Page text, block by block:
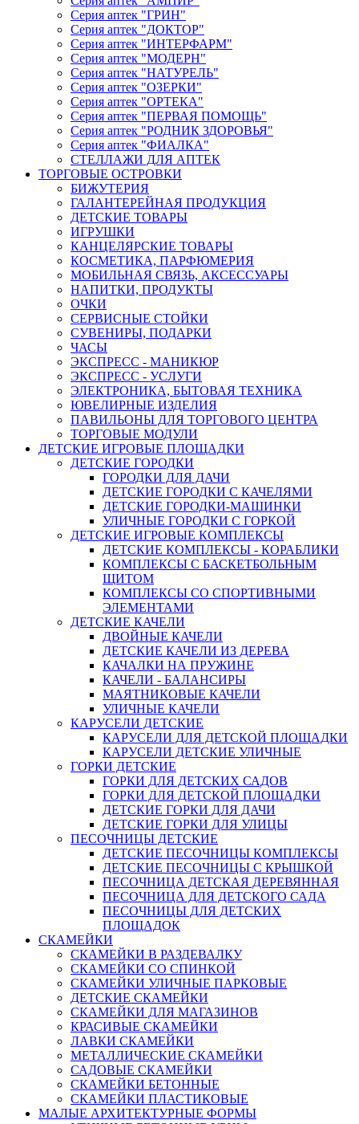
Серия аптек "ГРИН"
Серия аптек "ДОКТОР"
Серия аптек "ИНТЕРФАРМ"
Серия аптек "МОДЕРН"
Серия аптек "НАТУРЕЛЬ"
Серия аптек "ОЗЕРКИ"
Серия аптек "ОРТЕКА"
Серия аптек "ПЕРВАЯ ПОМОЩЬ"
Серия аптек "РОДНИК ЗДОРОВЬЯ"
Серия аптек "ФИАЛКА"
СТЕЛЛАЖИ ДЛЯ АПТЕК
ТОРГОВЫЕ ОСТРОВКИ
БИЖУТЕРИЯ
ГАЛАНТЕРЕЙНАЯ ПРОДУКЦИЯ
ДЕТСКИЕ ТОВАРЫ
ИГРУШКИ
КАНЦЕЛЯРСКИЕ ТОВАРЫ
КОСМЕТИКА, ПАРФЮМЕРИЯ
МОБИЛЬНАЯ СВЯЗЬ, АКСЕССУАРЫ
НАПИТКИ, ПРОДУКТЫ
ОЧКИ
СЕРВИСНЫЕ СТОЙКИ
СУВЕНИРЫ, ПОДАРКИ
ЧАСЫ
ЭКСПРЕСС - МАНИКЮР
ЭКСПРЕСС - УСЛУГИ
ЭЛЕКТРОНИКА, БЫТОВАЯ ТЕХНИКА
ЮВЕЛИРНЫЕ ИЗДЕЛИЯ
ПАВИЛЬОНЫ ДЛЯ ТОРГОВОГО ЦЕНТРА
ТОРГОВЫЕ МОДУЛИ
ДЕТСКИЕ ИГРОВЫЕ ПЛОЩАДКИ
ДЕТСКИЕ ГОРОДКИ
ГОРОДКИ ДЛЯ ДАЧИ
ДЕТСКИЕ ГОРОДКИ С КАЧЕЛЯМИ
ДЕТСКИЕ ГОРОДКИ-МАШИНКИ
УЛИЧНЫЕ ГОРОДКИ С ГОРКОЙ
ДЕТСКИЕ ИГРОВЫЕ КОМПЛЕКСЫ
ДЕТСКИЕ КОМПЛЕКСЫ - КОРАБЛИКИ
КОМПЛЕКСЫ С БАСКЕТБОЛЬНЫМ
ЩИТОМ
КОМПЛЕКСЫ СО СПОРТИВНЫМИ
ЭЛЕМЕНТАМИ
ДЕТСКИЕ КАЧЕЛИ
ДВОЙНЫЕ КАЧЕЛИ
ДЕТСКИЕ КАЧЕЛИ ИЗ ДЕРЕВА
КАЧАЛКИ НА ПРУЖИНЕ
КАЧЕЛИ - БАЛАНСИРЫ
МАЯТНИКОВЫЕ КАЧЕЛИ
УЛИЧНЫЕ КАЧЕЛИ
КАРУСЕЛИ ДЕТСКИЕ
КАРУСЕЛИ ДЛЯ ДЕТСКОЙ ПЛОЩАДКИ
КАРУСЕЛИ ДЕТСКИЕ УЛИЧНЫЕ
ГОРКИ ДЕТСКИЕ
ГОРКИ ДЛЯ ДЕТСКИХ САДОВ
ГОРКИ ДЛЯ ДЕТСКОЙ ПЛОЩАДКИ
ДЕТСКИЕ ГОРКИ ДЛЯ ДАЧИ
ДЕТСКИЕ ГОРКИ ДЛЯ УЛИЦЫ
ПЕСОЧНИЦЫ ДЕТСКИЕ
ДЕТСКИЕ ПЕСОЧНИЦЫ КОМПЛЕКСЫ
ДЕТСКИЕ ПЕСОЧНИЦЫ С КРЫШКОЙ
ПЕСОЧНИЦА ДЕТСКАЯ ДЕРЕВЯННАЯ
ПЕСОЧНИЦА ДЛЯ ДЕТСКОГО САДА
ПЕСОЧНИЦЫ ДЛЯ ДЕТСКИХ
ПЛОЩАДОК
СКАМЕЙКИ
СКАМЕЙКИ В РАЗДЕВАЛКУ
СКАМЕЙКИ СО СПИНКОЙ
СКАМЕЙКИ УЛИЧНЫЕ ПАРКОВЫЕ
ДЕТСКИЕ СКАМЕЙКИ
СКАМЕЙКИ ДЛЯ МАГАЗИНОВ
КРАСИВЫЕ СКАМЕЙКИ
ЛАВКИ СКАМЕЙКИ
МЕТАЛЛИЧЕСКИЕ СКАМЕЙКИ
САДОВЫЕ СКАМЕЙКИ
СКАМЕЙКИ БЕТОННЫЕ
СКАМЕЙКИ ПЛАСТИКОВЫЕ
МАЛЫЕ АРХИТЕКТУРНЫЕ ФОРМЫ